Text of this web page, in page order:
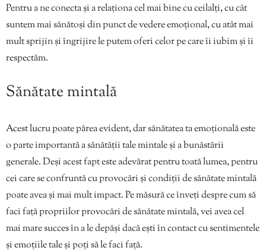
Pentru a ne conecta și a relaționa cel mai bine cu ceilalți, cu cât
suntem mai sănătoși din punct de vedere emoțional, cu atât mai
mult sprijin și îngrijire le putem oferi celor pe care îi iubim și îi
respectăm.
Sănătate mintală
Acest lucru poate părea evident, dar sănătatea ta emoțională este
o parte importantă a sănătății tale mintale și a bunăstării
generale. Deși acest fapt este adevărat pentru toată lumea, pentru
cei care se confruntă cu provocări și condiții de sănătate mintală
poate avea și mai mult impact. Pe măsură ce înveți despre cum să
faci față propriilor provocări de sănătate mintală, vei avea cel
mai mare succes în a le depăși dacă ești în contact cu sentimentele
și emoțiile tale și poți să le faci față.